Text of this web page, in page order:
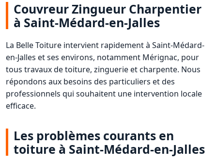
Couvreur Zingueur Charpentier
à Saint-Médard-en-Jalles
La Belle Toiture intervient rapidement à Saint-Médard-
en-Jalles et ses environs, notamment Mérignac, pour
tous travaux de toiture, zinguerie et charpente. Nous
répondons aux besoins des particuliers et des
professionnels qui souhaitent une intervention locale
efficace.
Les problèmes courants en
toiture à Saint-Médard-en-Jalles